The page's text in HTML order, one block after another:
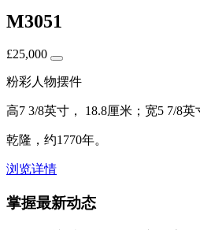
M3051
£25,000
粉彩人物摆件
高7 3/8英寸， 18.8厘米；宽5 7/8英
乾隆，约1770年。
浏览详情
掌握最新动态